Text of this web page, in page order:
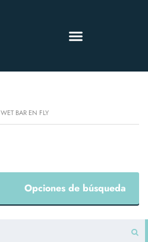
WET BAR EN FLY
Opciones de búsqueda